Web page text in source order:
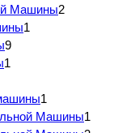
Машины2
1
9
1
1
Машины1